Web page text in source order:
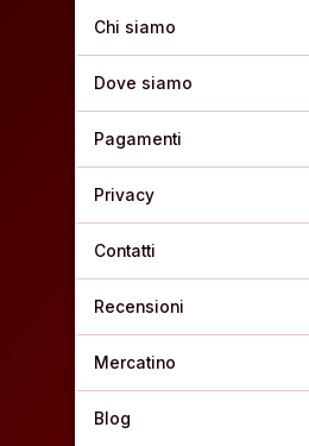
Chi siamo
Dove siamo
Pagamenti
Privacy
Contatti
Recensioni
Mercatino
Blog